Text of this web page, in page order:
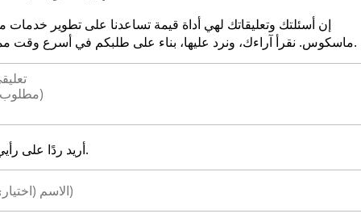
إن أسئلتك وتعليقاتك لهي أداة قيمة تساعدنا على تطوير خدمات
ماسكوس. نقرأ آراءك، ونرد عليها، بناء على طلبكم في أسرع وقت ممكن.
أريد ردًا على رأيي.